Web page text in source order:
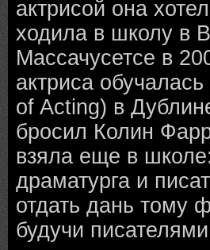
актрисой она
ходила в школу в
Массачусетсе в
актриса
of Acting) в
бросил Колин
взяла еще в
драматурга и
отдать дань тому
будучи